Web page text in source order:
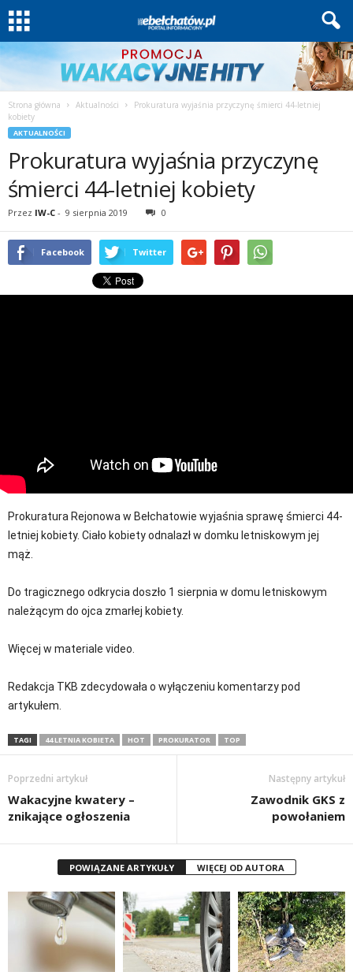
Strona główna Aktualności
Prokuratura wyjaśnia przyczynę śmierci 44-letniej
kobiety
AKTUALNOŚCI
Prokuratura wyjaśnia przyczynę
śmierci 44-letniej kobiety
Przez IW-C - 9 sierpnia 2019 0
Facebook Twitter
Prokuratura Rejonowa w Bełchatowie wyjaśnia sprawę śmierci 44-
letniej kobiety. Ciało kobiety odnalazł w domku letniskowym jej
mąż.
Do tragicznego odkrycia doszło 1 sierpnia w domu letniskowym
należącym do ojca zmarłej kobiety.
Więcej w materiale video.
Redakcja TKB zdecydowała o wyłączeniu komentarzy pod
artykułem.
TAGI 44 LETNIA KOBIETA HOT PROKURATOR TOP
Poprzedni artykuł
Wakacyjne kwatery –
znikające ogłoszenia
Następny artykuł
Zawodnik GKS z
powołaniem
POWIĄZANE ARTYKUŁY WIĘCEJ OD AUTORA